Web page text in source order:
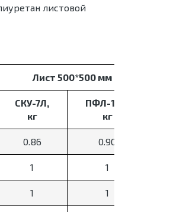
Лист 500*500 мм
СКУ-7Л,
кг
ПФЛ-100,
кг
0.86 0.90
1 1
1 1